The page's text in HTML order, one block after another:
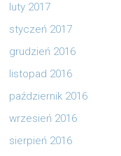
luty 2017
styczeń 2017
grudzień 2016
listopad 2016
październik 2016
wrzesień 2016
sierpień 2016